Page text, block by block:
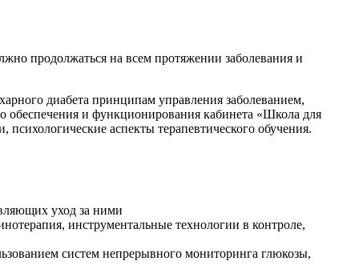
продолжаться на всем протяжении заболевания и
диабета принципам управления заболеванием,
обеспечения и функционирования кабинета «Школа для
аспекты терапевтического обучения.
уход за ними
инструментальные технологии в контроле,
систем непрерывного мониторинга глюкозы,